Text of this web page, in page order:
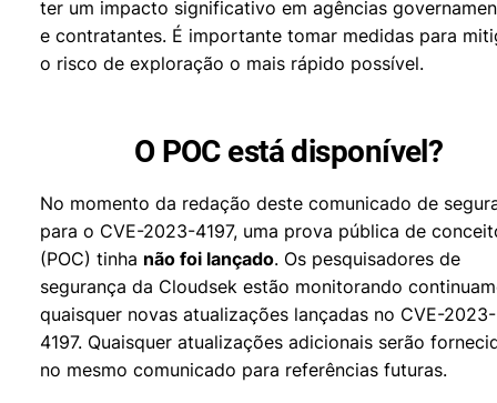
ter um impacto significativo em agências
e contratantes. É importante tomar medidas para
o risco de exploração o mais rápido possível.
O POC está disponível?
No momento da redação deste comunicado de
para o CVE-2023-4197, uma prova pública de
(POC) tinha não foi lançado. Os pesquisadores de
segurança da Cloudsek estão monitorando
quaisquer novas atualizações lançadas no CVE-2023-
4197. Quaisquer atualizações adicionais serão
no mesmo comunicado para referências futuras.